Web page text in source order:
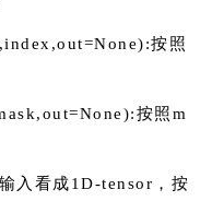
按照
按照m
入看成1D-tensor，按